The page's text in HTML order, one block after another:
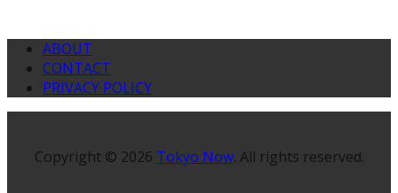
ABOUT
CONTACT
PRIVACY POLICY
Copyright © 2026 Tokyo Now. All rights reserved.